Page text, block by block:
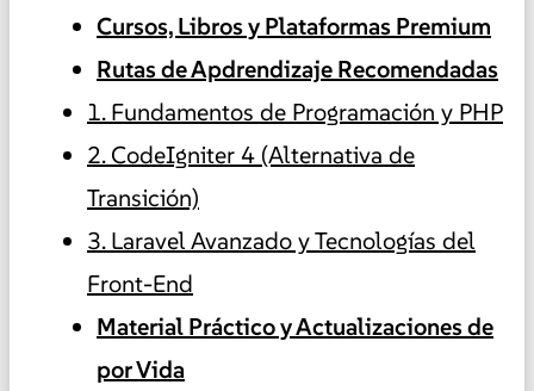
Cursos, Libros y Plataformas Premium
Rutas de Apdrendizaje Recomendadas
1. Fundamentos de Programación y PHP
2. CodeIgniter 4 (Alternativa de
Transición)
3. Laravel Avanzado y Tecnologías del
Front-End
Material Práctico y Actualizaciones de
por Vida